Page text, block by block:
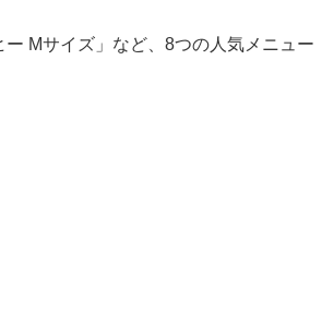
Mサイズ」など、8つの人気メニュー